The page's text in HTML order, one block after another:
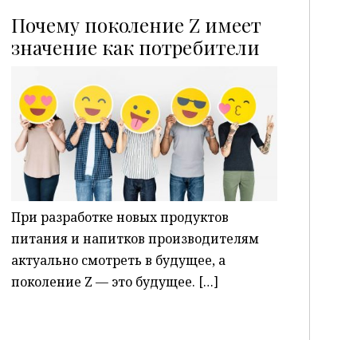
Почему поколение Z имеет
значение как потребители
P
При разработке новых продуктов
питания и напитков производителям
актуально смотреть в будущее, а
поколение Z — это будущее. […]